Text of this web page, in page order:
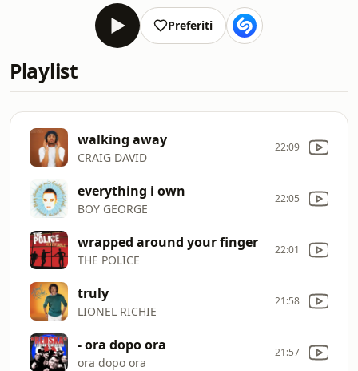
Preferiti
Playlist
walking away
CRAIG DAVID
22:09
everything i own
BOY GEORGE
22:05
wrapped around your finger
THE POLICE
22:01
truly
LIONEL RICHIE
21:58
- ora dopo ora
ora dopo ora
21:57